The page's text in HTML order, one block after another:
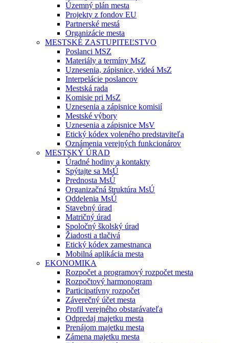
Územný plán mesta
Projekty z fondov EU
Partnerské mestá
Organizácie mesta
MESTSKÉ ZASTUPITEĽSTVO
Poslanci MSZ
Materiály a termíny MsZ
Uznesenia, zápisnice, videá MsZ
Interpelácie poslancov
Mestská rada
Komisie pri MsZ
Uznesenia a zápisnice komisií
Mestské výbory
Uznesenia a zápisnice MsV
Etický kódex voleného predstaviteľa
Oznámenia verejných funkcionárov
MESTSKÝ ÚRAD
Úradné hodiny a kontakty
Spýtajte sa MsÚ
Prednosta MsÚ
Organizačná štruktúra MsÚ
Oddelenia MsÚ
Stavebný úrad
Matričný úrad
Spoločný školský úrad
Žiadosti a tlačivá
Etický kódex zamestnanca
Mobilná aplikácia mesta
EKONOMIKA
Rozpočet a programový rozpočet mesta
Rozpočtový harmonogram
Participatívny rozpočet
Záverečný účet mesta
Profil verejného obstarávateľa
Odpredaj majetku mesta
Prenájom majetku mesta
Zámena majetku mesta